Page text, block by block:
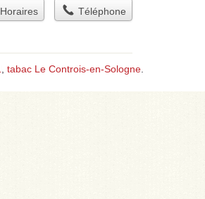
Horaires Téléphone
tabac Le Controis-en-Sologne